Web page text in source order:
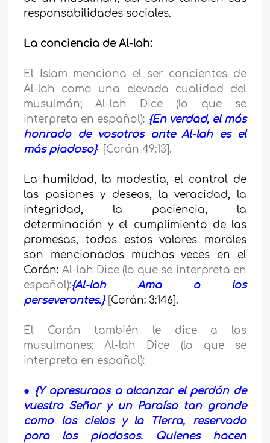
responsabilidades sociales.
La conciencia de Al-lah:
El Islam menciona el ser concientes de
Al-lah como una elevada cualidad del
musulmán; Al-lah Dice (lo que se
interpreta en español): {En verdad, el más
honrado de vosotros ante Al-lah es el
más piadoso}
[Corán 49:13].
La humildad, la modestia, el control de
las pasiones y deseos, la veracidad, la
integridad, la paciencia, la
determinación y el cumplimiento de las
promesas, todos estos valores morales
son mencionados muchas veces en el
Corán: Al-lah Dice (lo que se interpreta en
español):{Al-lah Ama a los
perseverantes.}[ Corán: 3:146].
El Corán también le dice a los
musulmanes: Al-lah Dice (lo que se
interpreta en español):
● {Y apresuraos a alcanzar el perdón de
vuestro Señor y un Paraíso tan grande
como los cielos y la Tierra, reservado
para los piadosos. Quienes hacen